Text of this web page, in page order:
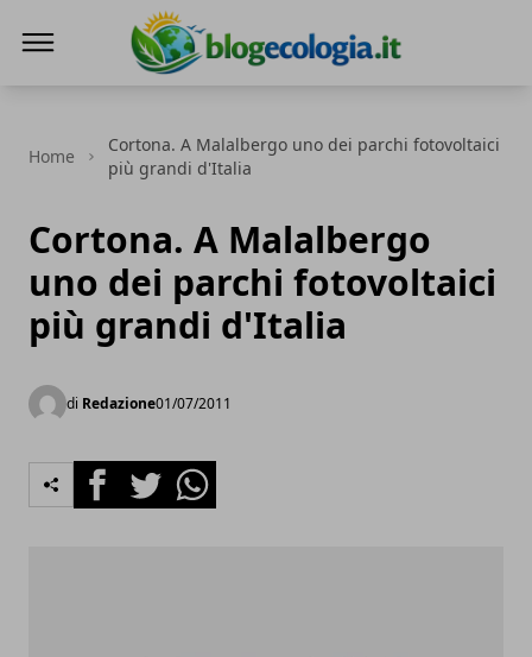
Home
Cortona. A Malalbergo uno dei parchi fotovoltaici
più grandi d'Italia
Cortona. A Malalbergo
uno dei parchi fotovoltaici
più grandi d'Italia
di Redazione01/07/2011
FacebookTwitterWhatsapp